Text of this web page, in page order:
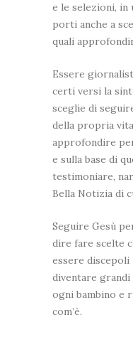
e le selezioni, in
porti anche a
quali
Essere
certi versi la
sceglie di
della propria
approfondire
e sulla base di
testimoniare,
Bella Notizia di
Seguire Gesù
dire fare scelte
essere
diventare grandi
ogni bambino e
com’è.